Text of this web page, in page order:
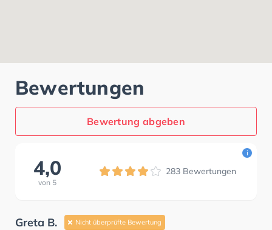
Bewertungen
Bewertung abgeben
4,0
von 5
283 Bewertungen
i
Greta B. Nicht überprüfte Bewertung